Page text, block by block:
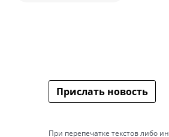
Прислать новость
При перепечатке текстов либо